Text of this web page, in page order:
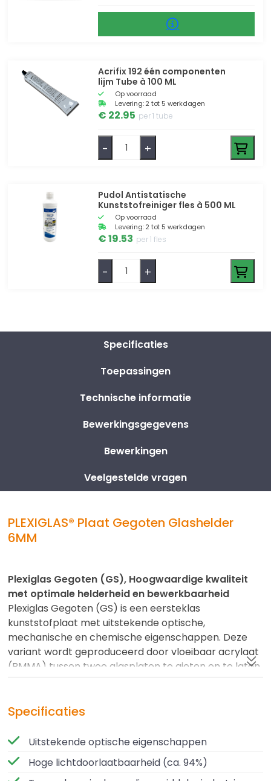
Acrifix 192 één componenten
lijm Tube à 100 ML
Op voorraad
Levering: 2 tot 5 werkdagen
€ 22.95 per 1 tube
- +
Pudol Antistatische
Kunststofreiniger fles à 500 ML
Op voorraad
Levering: 2 tot 5 werkdagen
€ 19.53 per 1 fles
- +
Specificaties
Toepassingen
Technische informatie
Bewerkingsgegevens
Bewerkingen
Veelgestelde vragen
PLEXIGLAS® Plaat Gegoten Glashelder
6MM
Plexiglas Gegoten (GS), Hoogwaardige kwaliteit
met optimale helderheid en bewerkbaarheid
Plexiglas Gegoten (GS) is een eersteklas
kunststofplaat met uitstekende optische,
mechanische en chemische eigenschappen. Deze
variant wordt geproduceerd door vloeibaar acrylaat
(PMMA) tussen twee glasplaten te gieten en te laten
krasbestendigheid en perfecte bewerkbaarheid.
Plexiglas gegoten is verkrijgbaar in diverse
uitvoeringen, waaronder glashelder, opaal, wit, zwart
en translucent – ideaal voor zowel decoratieve als
Specificaties
Uitstekende optische eigenschappen
Hoge lichtdoorlaatbaarheid (ca. 94%)